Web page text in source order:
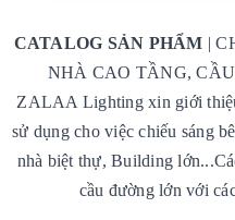
CATALOG SẢN PHẨM |
NHÀ CAO TẦNG,
ZALAA Lighting xin giới
sử dụng cho việc chiếu sáng
nhà biệt thự, Building
cầu đường lớn với